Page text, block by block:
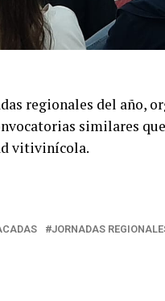
regionales del año,
similares
vitivinícola.
JORNADAS